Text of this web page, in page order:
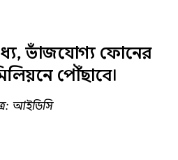
ভাঁজযোগ্য ফোনের
পৌঁছাবে।
আইডিসি